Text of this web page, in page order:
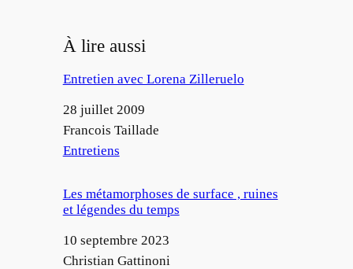
À lire aussi
Entretien avec Lorena Zilleruelo
Date
28 juillet 2009
Auteur
Francois Taillade
Par rapport à
Entretiens
Les métamorphoses de surface , ruines
et légendes du temps
Date
10 septembre 2023
Auteur
Christian Gattinoni